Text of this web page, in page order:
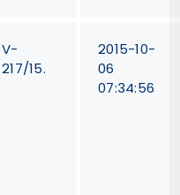
V-
217/15.
2015-10-
06
07:34:56